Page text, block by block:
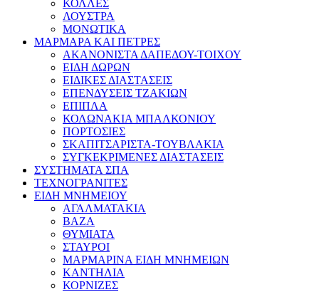
ΚΟΛΛΕΣ
ΛΟΥΣΤΡΑ
ΜΟΝΩΤΙΚΑ
ΜΑΡΜΑΡΑ ΚΑΙ ΠΕΤΡΕΣ
ΑΚΑΝΟΝΙΣΤΑ ΔΑΠΕΔΟΥ-ΤΟΙΧΟΥ
ΕΙΔΗ ΔΩΡΩΝ
ΕΙΔΙΚΕΣ ΔΙΑΣΤΑΣΕΙΣ
ΕΠΕΝΔΥΣΕΙΣ ΤΖΑΚΙΩΝ
ΕΠΙΠΛΑ
ΚΟΛΩΝΑΚΙΑ ΜΠΑΛΚΟΝΙΟΥ
ΠΟΡΤΟΣΙΕΣ
ΣΚΑΠΙΤΣΑΡΙΣΤΑ-ΤΟΥΒΛΑΚΙΑ
ΣΥΓΚΕΚΡΙΜΕΝΕΣ ΔΙΑΣΤΑΣΕΙΣ
ΣΥΣΤΗΜΑΤΑ ΣΠΑ
ΤΕΧΝΟΓΡΑΝΙΤΕΣ
ΕΙΔΗ ΜΝΗΜΕΙΟΥ
ΑΓΑΛΜΑΤΑΚΙΑ
ΒΑΖΑ
ΘΥΜΙΑΤΑ
ΣΤΑΥΡΟΙ
ΜΑΡΜΑΡΙΝΑ ΕΙΔΗ ΜΝΗΜΕΙΩΝ
ΚΑΝΤΗΛΙΑ
ΚΟΡΝΙΖΕΣ